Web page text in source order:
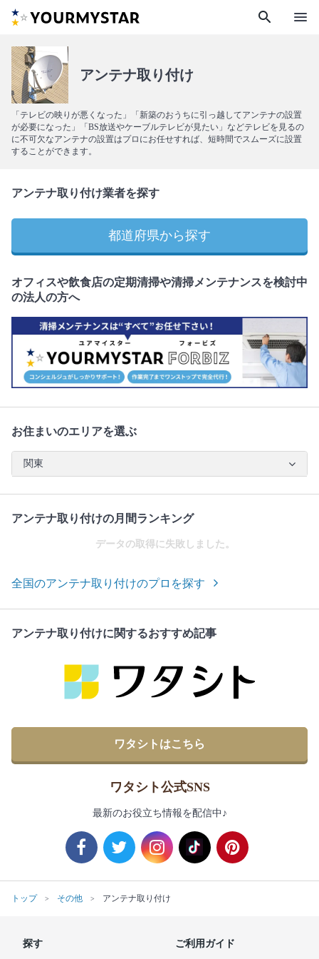
search menu
アンテナ取り付け
「テレビの映りが悪くなった」「新築のおうちに引っ越してアンテナの設置
が必要になった」「BS放送やケーブルテレビが見たい」などテレビを見るの
に不可欠なアンテナの設置はプロにお任せすれば、短時間でスムーズに設置
することができます。
アンテナ取り付け業者を探す
都道府県から探す
オフィスや飲食店の定期清掃や清掃メンテナンスを検討中
の法人の方へ
お住まいのエリアを選ぶ
関東
アンテナ取り付けの月間ランキング
データの取得に失敗しました。
全国のアンテナ取り付けのプロを探す
アンテナ取り付けに関するおすすめ記事
ワタシトはこちら
ワタシト公式SNS
最新のお役立ち情報を配信中♪
トップ その他 アンテナ取り付け
探す ご利用ガイド